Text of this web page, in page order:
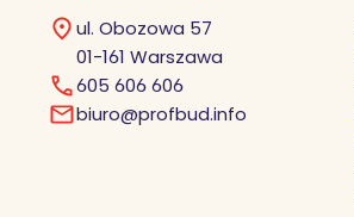
ul. Obozowa 57
01-161 Warszawa
605 606 606
biuro@profbud.info